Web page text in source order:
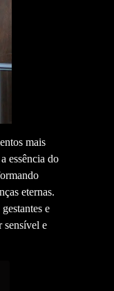
mais
essência do
eternas.
e
sensível e